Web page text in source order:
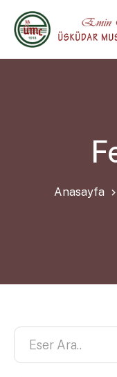
Anasayfa